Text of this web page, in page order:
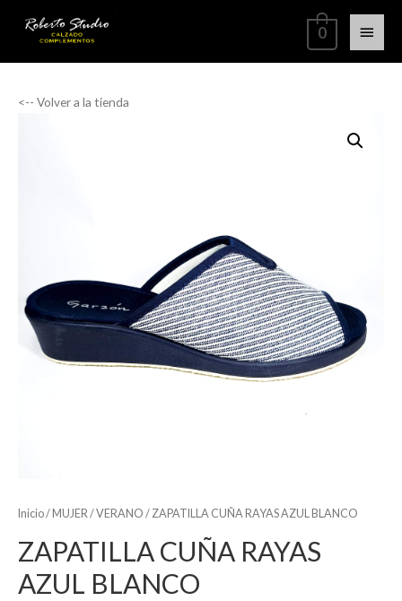
0
<-- Volver a la tienda
Inicio/ MUJER /VERANO / ZAPATILLA CUÑA RAYAS AZUL BLANCO
ZAPATILLA CUÑA RAYAS
AZUL BLANCO